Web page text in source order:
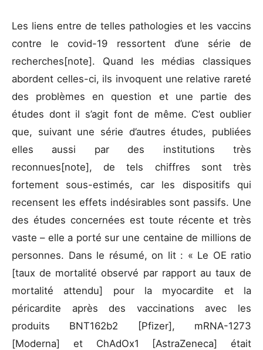
Les liens entre de telles pathologies et les vaccins
contre le covid-19 ressortent d’une série de
recherches[note]. Quand les médias classiques
abordent celles-ci, ils invoquent une relative rareté
des problèmes en question et une partie des
études dont il s’agit font de même. C’est oublier
que, suivant une série d’autres études, publiées
elles aussi par des institutions très
reconnues[note], de tels chiffres sont très
fortement sous-estimés, car les dispositifs qui
recensent les effets indésirables sont passifs. Une
des études concernées est toute récente et très
vaste – elle a porté sur une centaine de millions de
personnes. Dans le résumé, on lit : « Le OE ratio
[taux de mortalité observé par rapport au taux de
mortalité attendu] pour la myocardite et la
péricardite après des vaccinations avec les
produits BNT162b2 [Pfizer], mRNA-1273
[Moderna] et ChAdOx1 [AstraZeneca] était